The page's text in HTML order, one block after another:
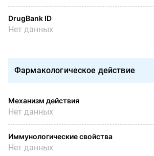
DrugBank ID
Нет данных
Фармакологическое действие
Механизм действия
Нет данных
Иммунологические свойства
Нет данных